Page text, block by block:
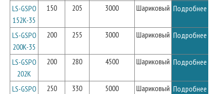
LS-GSPO
152K-35
150 205 3000 Шариковый Подробнее
LS-GSPO
200K-35
200 255 3000 Шариковый Подробнее
LS-GSPO
202K
200 280 4500 Шариковый Подробнее
LS-GSPO
250 330 5000 Шариковый Подробнее